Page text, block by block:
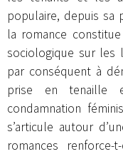
populaire, depuis sa
la romance
sociologique sur les
par conséquent à
prise en tenaille
condamnation
s’articule autour
romances